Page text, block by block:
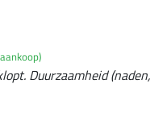
Duurzaamheid (naden,